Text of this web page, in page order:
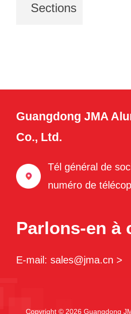
Sections
Guangdong JMA
Co., Ltd.
Tél général de
numéro de
Parlons-en
E-mail: sales@jma.cn >
Copyright © 2026 Guangdong